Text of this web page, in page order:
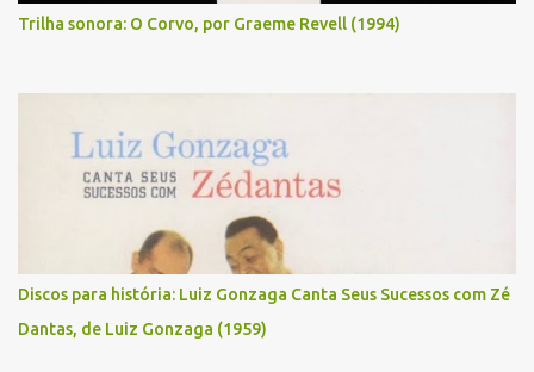
Trilha sonora: O Corvo, por Graeme Revell (1994)
Discos para história: Luiz Gonzaga Canta Seus Sucessos com Zé
Dantas, de Luiz Gonzaga (1959)